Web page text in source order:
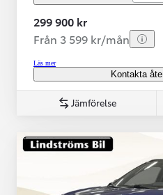
299 900 kr
Från 3 599 kr/mån
Läs mer
Kontakta
Jämförelse